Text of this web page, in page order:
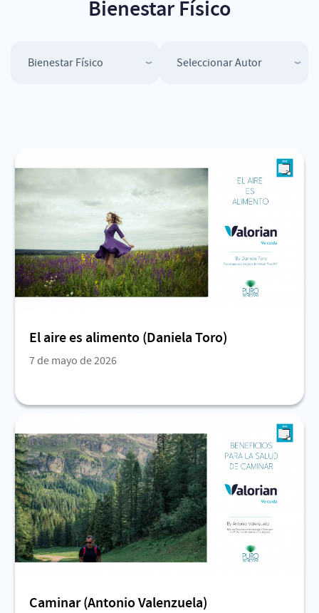
Bienestar Físico
El aire es alimento (Daniela Toro)
7 de mayo de 2026
Caminar (Antonio Valenzuela)